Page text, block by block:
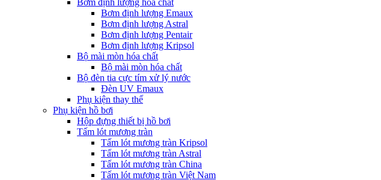
Bơm định lượng hóa chất
Bơm định lượng Emaux
Bơm định lượng Astral
Bơm định lượng Pentair
Bơm định lượng Kripsol
Bộ mài mòn hóa chất
Bộ mài mòn hóa chất
Bộ đèn tia cực tím xử lý nước
Đèn UV Emaux
Phụ kiện thay thế
Phụ kiện hồ bơi
Hộp đựng thiết bị hồ bơi
Tấm lót mương tràn
Tấm lót mương tràn Kripsol
Tấm lót mương tràn Astral
Tấm lót mương tràn China
Tấm lót mương tràn Việt Nam